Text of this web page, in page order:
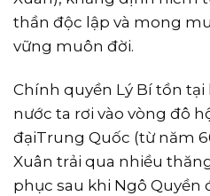
thần độc lập và mong
vững muôn đời.
Chính quyền Lý Bí tồn
nước ta rơi vào vòng đô
đạiTrung Quốc (từ năm
Xuân trải qua nhiều
phục sau khi Ngô Quyền